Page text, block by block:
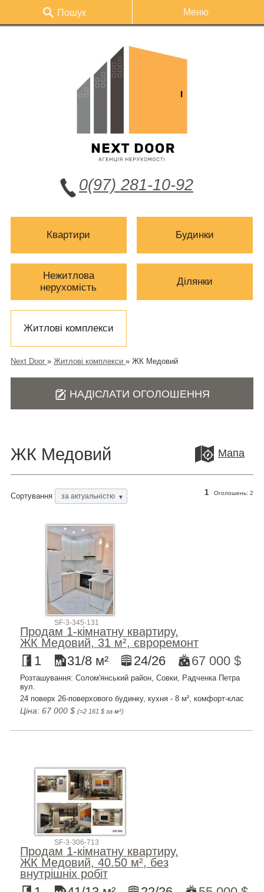
Пошук Меню
0(97) 281-10-92
Квартири Будинки
Нежитлова
нерухомість
Ділянки
Житлові комплекси
Next Door » Житлові комплекси » ЖК Медовий
НАДІСЛАТИ ОГОЛОШЕННЯ
ЖК Медовий Мапа
Сортування за актуальністю ▼ 1 Оголошень:2
SF-3-345-131
Продам 1-кімнатну квартиру,
ЖК Медовий, 31 м², євроремонт
1 31/8 м² 24/26 67 000 $
Розташування: Солом'янський район, Совки, Радченка Петра
вул.
24 поверх 26-поверхового будинку, кухня - 8 м², комфорт-клас
Ціна: 67 000 $ (≈2 161 $ за м²)
SF-3-306-713
Продам 1-кімнатну квартиру,
ЖК Медовий, 40.50 м², без
внутрішніх робіт